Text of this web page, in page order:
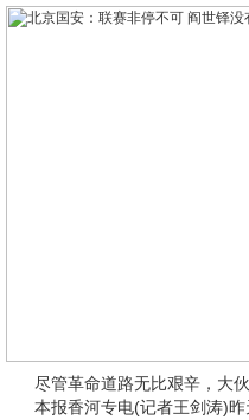
尽管革命道路无比艰辛，大伙
本报香河专电(记者王剑涛)昨